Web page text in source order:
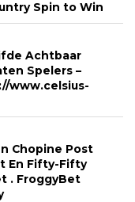
Spin to Win
Achtbaar
Spelers –
www.celsius-
Chopine Post
En Fifty-Fifty
. FroggyBet